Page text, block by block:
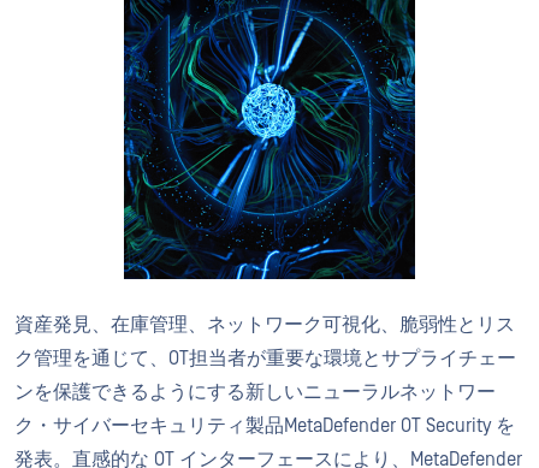
資産発見、在庫管理、ネットワーク可視化、脆弱性とリス
ク管理を通じて、OT担当者が重要な環境とサプライチェー
ンを保護できるようにする新しいニューラルネットワー
ク・サイバーセキュリティ製品MetaDefender OT Security を
発表。直感的な OT インターフェースにより、MetaDefender